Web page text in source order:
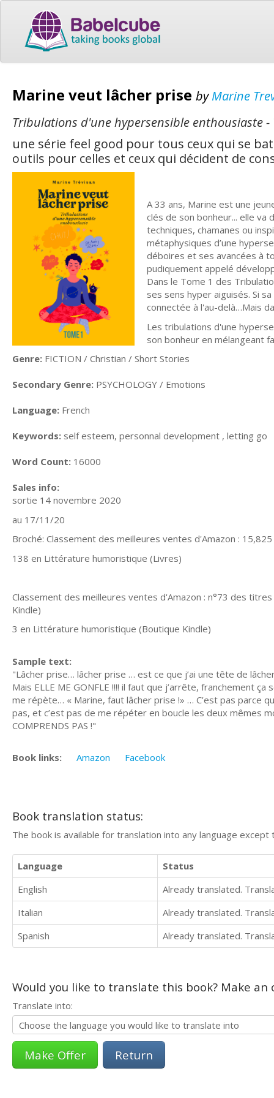
Marine veut lâcher prise byMarine
Tribulations d'une hypersensible enthousiaste -
une série feel good pour tous ceux qui se
outils pour celles et ceux qui décident de
A 33 ans, Marine est une
clés de son bonheur... elle
techniques, chamanes ou
métaphysiques d’une
déboires et ses avancées à
pudiquement appelé
Dans le Tome 1 des
ses sens hyper aiguisés. Si
connectée à l'au-delà…Mais
Les tribulations d'une
son bonheur en mélangeant
Genre: FICTION / Christian / Short Stories
Secondary Genre: PSYCHOLOGY / Emotions
Language: French
Keywords: self esteem, personnal development , letting go
Word Count: 16000
Sales info:
sortie 14 novembre 2020
au 17/11/20
Broché: Classement des meilleures ventes d'Amazon :
138 en Littérature humoristique (Livres)
Classement des meilleures ventes d'Amazon : n°73 des
Kindle)
3 en Littérature humoristique (Boutique Kindle)
Sample text:
"Lâcher prise… lâcher prise … est ce que j’ai une tête de
Mais ELLE ME GONFLE !!!! il faut que j’arrête, franchement
me répète… « Marine, faut lâcher prise !» … C’est pas parce
pas, et c’est pas de me répéter en boucle les deux mêmes
COMPRENDS PAS !"
Book links: Amazon Facebook
Book translation status:
The book is available for translation into any language
Language
Status
English
Already translated.
Italian
Already translated.
Spanish
Already translated.
Would you like to translate this book? Make
Translate into:
Return